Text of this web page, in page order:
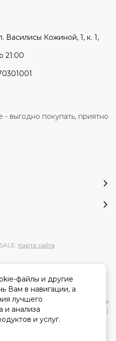
Василисы Кожиной, 1, к. 1,
21:00
- выгодно покупать, приятно
Карта сайта
информация, касающаяся
товаров и услуг, носит
каких условиях не является
положениями Статьи 437(2)
кодекса РФ.
файлы и другие
Вам в навигации, а
лучшего
и анализа
и услуг.